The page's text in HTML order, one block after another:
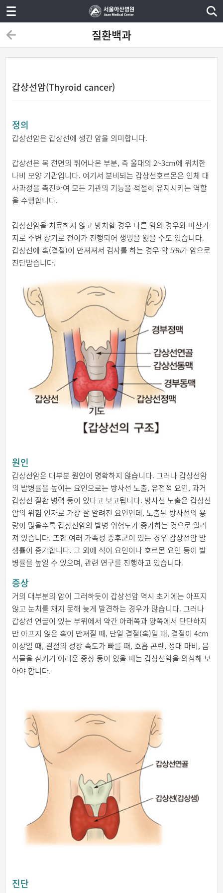
질환백과
갑상선암(Thyroid cancer)
정의
갑상선암은 갑상선에 생긴 암을 의미합니다.
갑상선은 목 전면의 튀어나온 부분, 즉 울대의 2~3cm에 위치한
나비 모양 기관입니다. 여기서 분비되는 갑상선호르몬은 인체 대
사과정을 촉진하여 모든 기관의 기능을 적절히 유지시키는 역할
을 수행합니다.
갑상선암을 치료하지 않고 방치할 경우 다른 암의 경우와 마찬가
지로 주변 장기로 전이가 진행되어 생명을 잃을 수도 있습니다.
갑상선에 혹(결절)이 만져져서 검사를 하는 경우 약 5%가 암으로
진단받습니다.
원인
갑상선암은 대부분 원인이 명확하지 않습니다. 그러나 갑상선암
의 발병률을 높이는 요인으로는 방사선 노출, 유전적 요인, 과거
갑상선 질환 병력 등이 있다고 보고됩니다. 방사선 노출은 갑상선
암의 위험 인자로 가장 잘 알려진 요인인데, 노출된 방사선의 용
량이 많을수록 갑상선암의 발병 위험도가 증가하는 것으로 알려
져 있습니다. 또한 여러 가족성 증후군이 있는 경우 갑상선암 발
생률이 증가합니다. 그 외에 식이 요인이나 호르몬 요인 등이 발
병률을 높일 수 있으며, 관련 연구를 진행하고 있습니다.
증상
거의 대부분의 암이 그러하듯이 갑상선암 역시 초기에는 아프지
않고 눈치를 채지 못해 늦게 발견하는 경우가 많습니다. 그러나
갑상선 연골이 있는 부위에서 약간 아래쪽과 양쪽에서 단단하지
만 아프지 않은 혹이 만져질 때, 단일 결절(혹)일 때, 결절이 4cm
이상일 때, 결절의 성장 속도가 빠를 때, 호흡 곤란, 성대 마비, 음
식물을 삼키기 어려운 증상 등이 있을 때는 갑상선암을 의심해 보
아야 합니다.
진단